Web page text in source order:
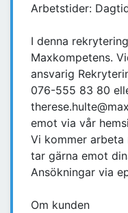
Arbetstider:
I denna
Maxkompetens.
ansvarig
076-555 83 80
emot via vår
Vi kommer
tar gärna emot
Ansökningar via
Om kunden